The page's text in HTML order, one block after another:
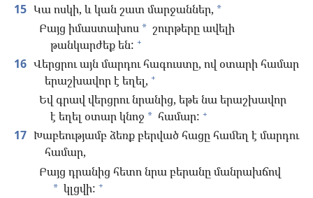
15 Կա ոսկի, և կան շատ մարջաններ, *
Բայց իմաստախոս * շուրթերը ավելի
թանկարժեք են: +
16 Վերցրու այն մարդու հագուստը, ով օտարի համար
երաշխավոր է եղել, +
Եվ գրավ վերցրու նրանից, եթե նա երաշխավոր
է եղել օտար կնոջ * համար: +
17 Խաբեությամբ ձեռք բերված հացը համեղ է մարդու
համար,
Բայց դրանից հետո նրա բերանը մանրախճով
* կլցվի: +